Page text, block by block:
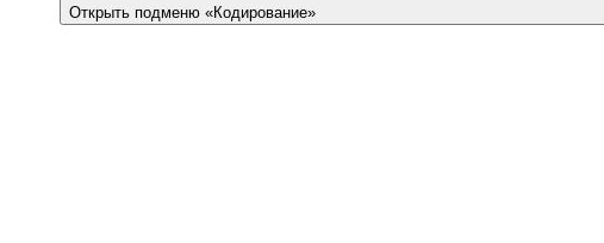
Открыть подменю «Кодирование»